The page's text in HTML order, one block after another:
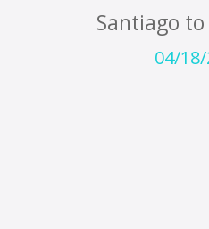
Santiago
04/